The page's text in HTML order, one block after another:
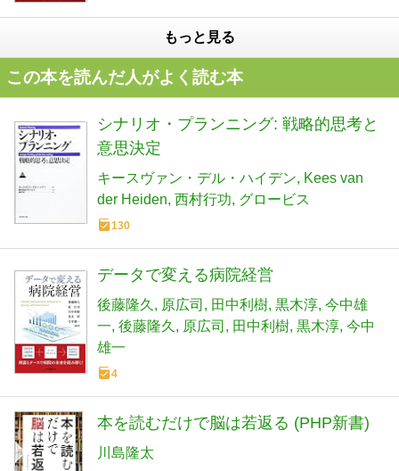
もっと見る
この本を読んだ人がよく読む本
シナリオ・プランニング: 戦略的思考と
意思決定
キースヴァン・デル・ハイデン
Kees van
der Heiden 西村行功 グロービス
130
データで変える病院経営
後藤隆久 原広司 田中利樹 黒木淳 今中雄
一 後藤隆久 原広司 田中利樹 黒木淳 今中
雄一
4
本を読むだけで脳は若返る (PHP新書)
川島隆太